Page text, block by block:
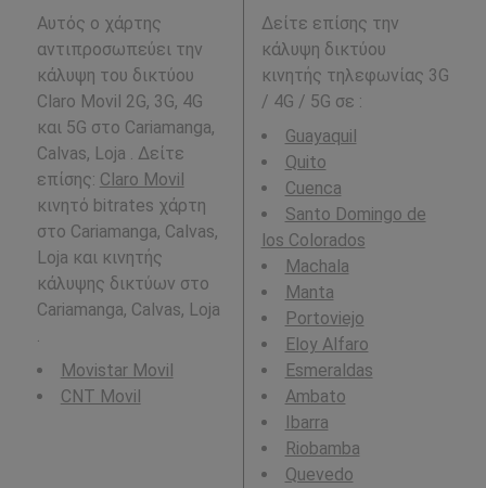
Αυτός ο χάρτης
αντιπροσωπεύει την
κάλυψη του δικτύου
Claro Movil 2G, 3G, 4G
και 5G στο Cariamanga,
Calvas, Loja . Δείτε
επίσης: Claro Movil
κινητό bitrates χάρτη
στο Cariamanga, Calvas,
Loja και κινητής
κάλυψης δικτύων στο
Cariamanga, Calvas, Loja
Movistar Movil
CNT Movil
Δείτε επίσης την
κάλυψη δικτύου
κινητής τηλεφωνίας 3G
/ 4G / 5G σε :
Guayaquil
Quito
Cuenca
Santo Domingo de
los Colorados
Machala
Manta
Portoviejo
Eloy Alfaro
Esmeraldas
Ambato
Ibarra
Riobamba
Quevedo